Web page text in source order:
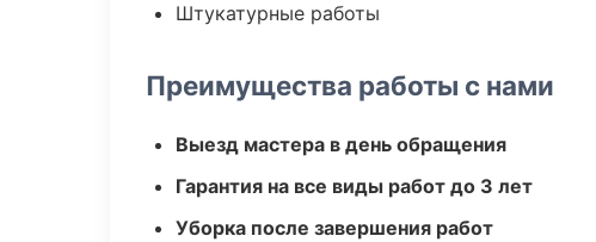
Штукатурные работы
Преимущества работы с нами
Выезд мастера в день обращения
Гарантия на все виды работ до 3 лет
Уборка после завершения работ